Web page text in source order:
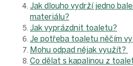
Jak dlouho vydrží jedno
materiálu?
Jak vyprázdnit toaletu?
Je potřeba toaletu něčím
Mohu odpad nějak využít?
Co dělat s kapalinou z